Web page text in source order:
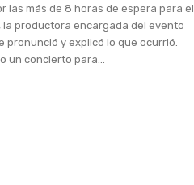
las más de 8 horas de espera para el
la productora encargada del evento
pronunció y explicó lo que ocurrió.
un concierto para...